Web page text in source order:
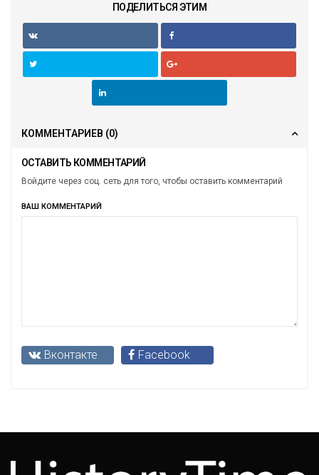
ПОДЕЛИТЬСЯ ЭТИМ
КОММЕНТАРИЕВ (0)
ОСТАВИТЬ КОММЕНТАРИЙ
Войдите через соц. сеть для того, чтобы оставить комментарий
ВАШ КОММЕНТАРИЙ
Вконтакте Facebook